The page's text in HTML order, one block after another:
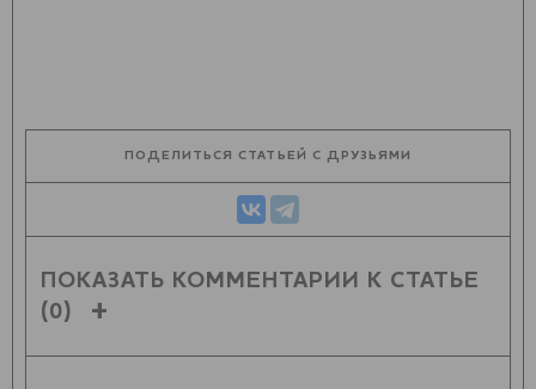
ПОДЕЛИТЬСЯ СТАТЬЕЙ С ДРУЗЬЯМИ
ПОКАЗАТЬ КОММЕНТАРИИ К СТАТЬЕ
(0)